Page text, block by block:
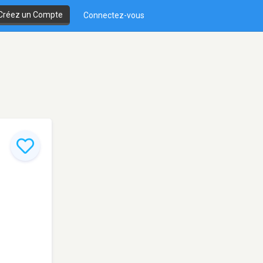
un Compte Connectez-vous